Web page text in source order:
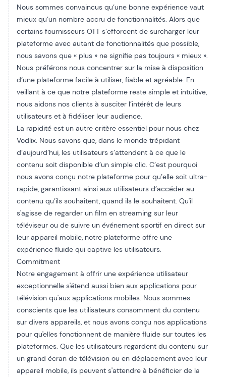
Nous sommes convaincus qu’une bonne expérience vaut
mieux qu’un nombre accru de fonctionnalités. Alors que
certains fournisseurs OTT s’efforcent de surcharger leur
plateforme avec autant de fonctionnalités que possible,
nous savons que « plus » ne signifie pas toujours « mieux ».
Nous préférons nous concentrer sur la mise à disposition
d’une plateforme facile à utiliser, fiable et agréable. En
veillant à ce que notre plateforme reste simple et intuitive,
nous aidons nos clients à susciter l’intérêt de leurs
utilisateurs et à fidéliser leur audience.
La rapidité est un autre critère essentiel pour nous chez
Vodlix. Nous savons que, dans le monde trépidant
d’aujourd’hui, les utilisateurs s’attendent à ce que le
contenu soit disponible d’un simple clic. C’est pourquoi
nous avons conçu notre plateforme pour qu’elle soit ultra-
rapide, garantissant ainsi aux utilisateurs d’accéder au
contenu qu’ils souhaitent, quand ils le souhaitent. Qu'il
s'agisse de regarder un film en streaming sur leur
téléviseur ou de suivre un événement sportif en direct sur
leur appareil mobile, notre plateforme offre une
expérience fluide qui captive les utilisateurs.
Commitment
Notre engagement à offrir une expérience utilisateur
exceptionnelle s'étend aussi bien aux applications pour
télévision qu'aux applications mobiles. Nous sommes
conscients que les utilisateurs consomment du contenu
sur divers appareils, et nous avons conçu nos applications
pour qu'elles fonctionnent de manière fluide sur toutes les
plateformes. Que les utilisateurs regardent du contenu sur
un grand écran de télévision ou en déplacement avec leur
appareil mobile, ils peuvent s'attendre à bénéficier de la